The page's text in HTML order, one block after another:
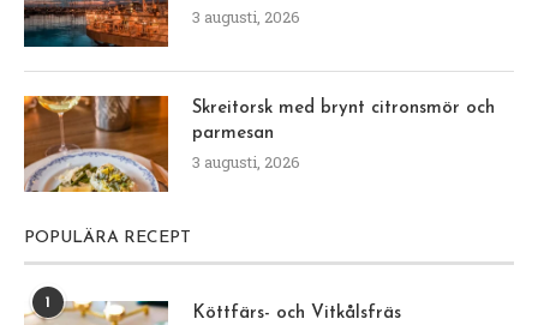
3 augusti, 2026
Skreitorsk med brynt citronsmör och
parmesan
3 augusti, 2026
POPULÄRA RECEPT
1
Köttfärs- och Vitkålsfräs